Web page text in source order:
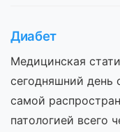
Диабет
Медицинская
сегодняшний день
самой
патологией всего